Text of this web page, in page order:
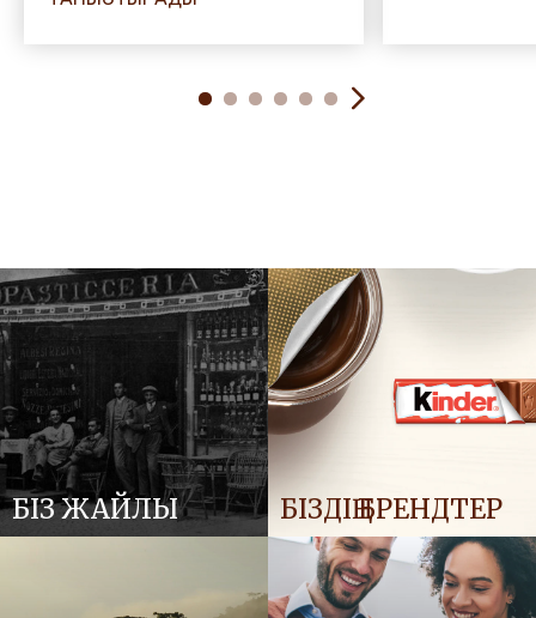
БІЗ ЖАЙЛЫ БІЗДІҢ БРЕНДТЕР